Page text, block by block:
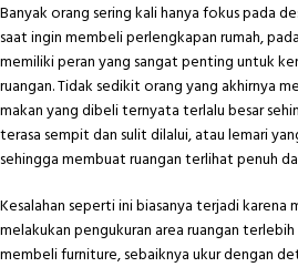
Banyak orang sering kali hanya fokus pada
saat ingin membeli perlengkapan rumah,
memiliki peran yang sangat penting untuk
ruangan. Tidak sedikit orang yang akhirnya
makan yang dibeli ternyata terlalu besar
terasa sempit dan sulit dilalui, atau lemari
sehingga membuat ruangan terlihat penuh
Kesalahan seperti ini biasanya terjadi
melakukan pengukuran area ruangan
membeli furniture, sebaiknya ukur dengan